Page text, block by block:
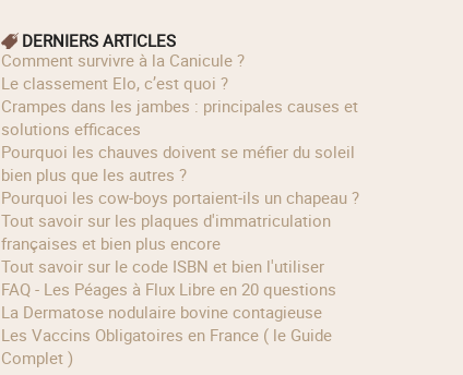
DERNIERS ARTICLES
Comment survivre à la Canicule ?
Le classement Elo, c’est quoi ?
Crampes dans les jambes : principales causes et
solutions efficaces
Pourquoi les chauves doivent se méfier du soleil
bien plus que les autres ?
Pourquoi les cow‑boys portaient‑ils un chapeau ?
Tout savoir sur les plaques d'immatriculation
françaises et bien plus encore
Tout savoir sur le code ISBN et bien l'utiliser
FAQ - Les Péages à Flux Libre en 20 questions
La Dermatose nodulaire bovine contagieuse
Les Vaccins Obligatoires en France ( le Guide
Complet )